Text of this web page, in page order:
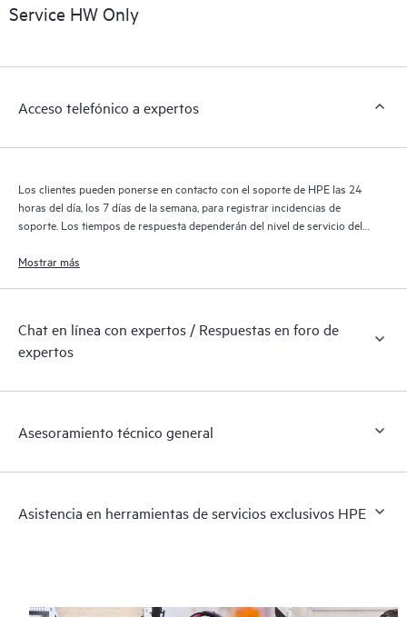
de HPE cubiertos por el servicio HPE Tech Care. Los clientes
distintos productos instalados en sus entornos y cómo
permiten a los clientes realizar determinadas actividades sin
proporcionan, además, un portal de recursos de conocimiento
los recursos de HPE, que impulsan la excelencia de las
operaciones y optimizan el rendimiento, del extremo a la nube.
Service HW Only
Acceso telefónico a expertos
Los clientes pueden ponerse en contacto con el soporte de HPE las 24
horas del día, los 7 días de la semana, para registrar incidencias de
soporte. Los tiempos de respuesta dependerán del nivel de servicio del
Mostrar más
Chat en línea con expertos / Respuestas en foro de
expertos
Asesoramiento técnico general
Asistencia en herramientas de servicios exclusivos HPE